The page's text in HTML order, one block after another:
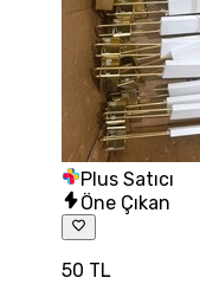
Plus Satıcı
Öne Çıkan
50 TL